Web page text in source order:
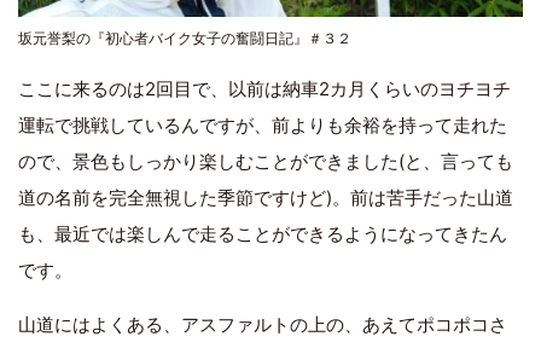
坂元誉梨の『初心者バイク女子の奮闘日記』＃３２
ここに来るのは2回目で、以前は納車2カ月くらいのヨチヨチ
運転で挑戦しているんですが、前よりも余裕を持って走れた
ので、景色もしっかり楽しむことができました(と、言っても
道の名前を完全無視した季節ですけど)。前は苦手だった山道
も、最近では楽しんで走ることができるようになってきたん
です。
山道にはよくある、アスファルトの上の、あえてポコポコさ